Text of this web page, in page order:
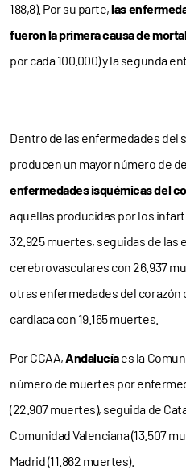
188,8). Por su parte,las
fueron la primera causa de
por cada 100.000) y la segunda
Dentro de las enfermedades del
producen un mayor número de
enfermedades isquémicas del
aquellas producidas por los
32.925 muertes, seguidas de las
cerebrovasculares con 26.937
otras enfermedades del corazón
cardiaca con 19.165 muertes.
Por CCAA,Andalucíaes la
número de muertes por
(22.907 muertes), seguida de
Comunidad Valenciana (13.507
Madrid (11.862 muertes).